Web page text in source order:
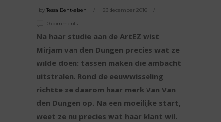
by Tessa Bentvelsen 23 december 2016
0 comments
Na haar studie aan de ArtEZ wist
Mirjam van den Dungen precies wat ze
wilde doen: tassen maken die ambacht
uitstralen. Rond de eeuwwisseling
richtte ze daarom haar merk Van Van
den Dungen op. Na een moeilijke start,
weet ze nu precies wat haar klant wil.